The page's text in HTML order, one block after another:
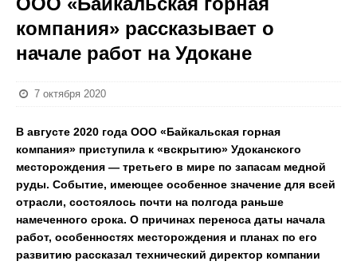
компания» рассказывает о
начале работ на Удокане
7 октября 2020
В августе 2020 года ООО «Байкальская горная
компания» приступила к «вскрытию» Удоканского
месторождения — третьего в мире по запасам медной
руды. Событие, имеющее особенное значение для всей
отрасли, состоялось почти на полгода раньше
намеченного срока. О причинах переноса даты начала
работ, особенностях месторождения и планах по его
развитию рассказал технический директор компании